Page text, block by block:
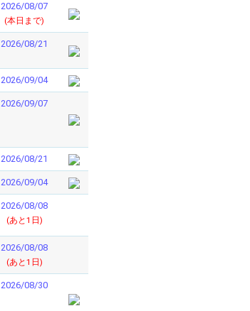
2026/08/07
(本日まで)
2026/08/21
2026/09/04
2026/09/07
2026/08/21
2026/09/04
2026/08/08
(あと1日)
2026/08/08
(あと1日)
2026/08/30